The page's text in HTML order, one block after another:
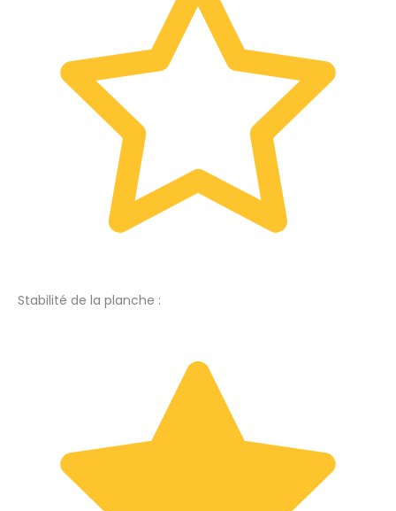
Stabilité de la planche :